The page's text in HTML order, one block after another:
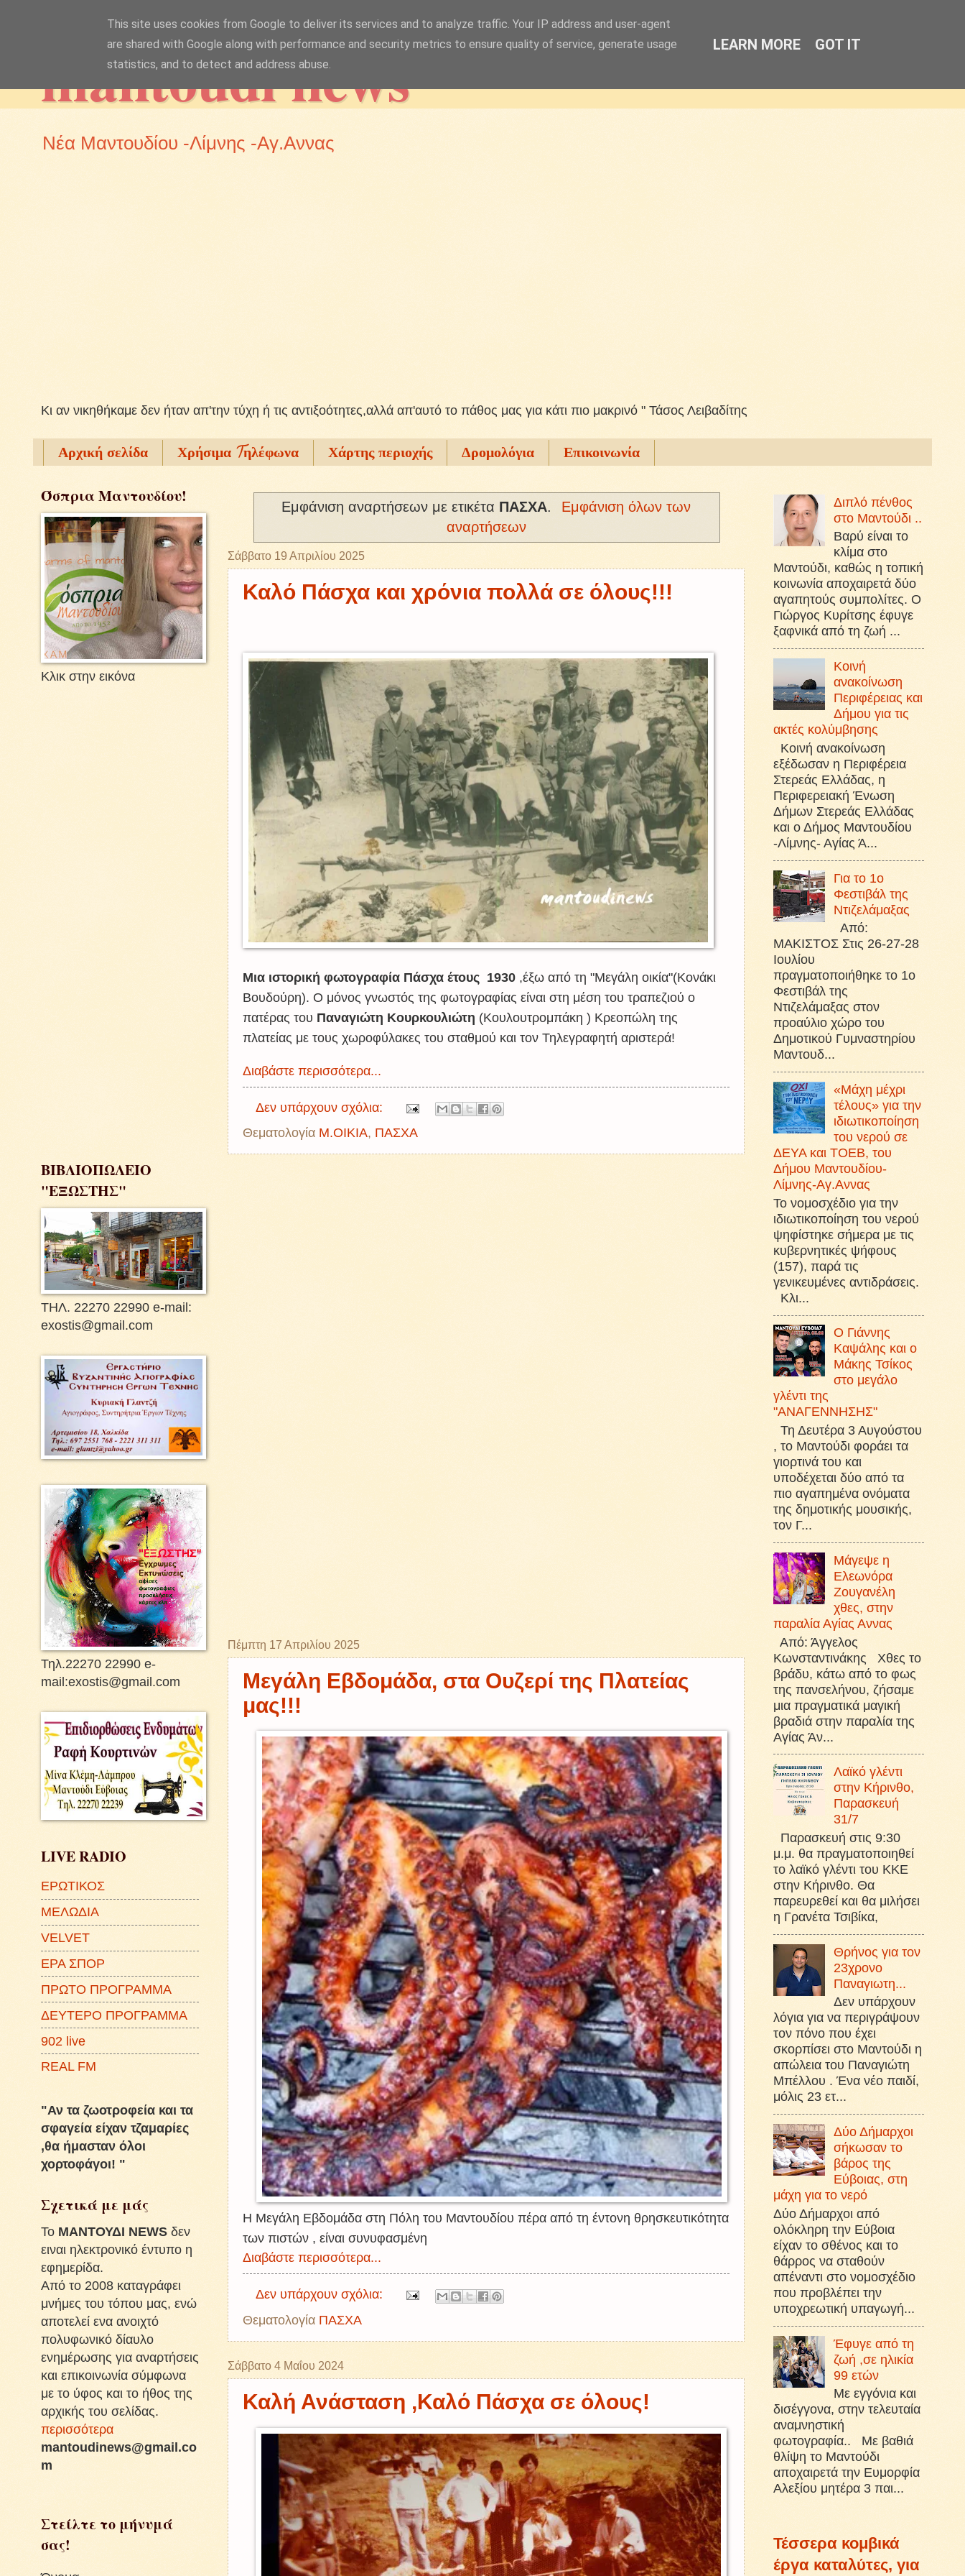
mantoudi news
Νέα Μαντουδίου -Λίμνης -Αγ.Αννας
Kι αν νικηθήκαμε δεν ήταν απ'την τύχη ή τις αντιξοότητες,αλλά απ'αυτό το πάθος μας για κάτι πιο μακρινό " Τάσος Λειβαδίτης
Αρχική σελίδα Χρήσιμα Tηλέφωνα Χάρτης περιοχής Δρομολόγια Επικοινωνία
Εμφάνιση αναρτήσεων με ετικέτα ΠΑΣΧΑ.
Εμφάνιση όλων των
αναρτήσεων
Σάββατο 19 Απριλίου 2025
Καλό Πάσχα και χρόνια πολλά σε όλους!!!
Μια ιστορική φωτογραφία Πάσχα έτους 1930 ,έξω από τη "Μεγάλη οικία"(Κονάκι
Βουδούρη). Ο μόνος γνωστός της φωτογραφίας είναι στη μέση του τραπεζιού ο
πατέρας του Παναγιώτη Κουρκουλιώτη (Κουλουτρομπάκη ) Κρεοπώλη της
πλατείας με τους χωροφύλακες του σταθμού και τον Τηλεγραφητή αριστερά!
Διαβάστε περισσότερα...
Δεν υπάρχουν σχόλια:
Θεματολογία Μ.ΟΙΚΙΑ, ΠΑΣΧΑ
Πέμπτη 17 Απριλίου 2025
Μεγάλη Εβδομάδα, στα Ουζερί της Πλατείας
μας!!!
Η Μεγάλη Εβδομάδα στη Πόλη του Μαντουδίου πέρα από τη έντονη θρησκευτικότητα
των πιστών , είναι συνυφασμένη
Διαβάστε περισσότερα...
Δεν υπάρχουν σχόλια:
Θεματολογία ΠΑΣΧΑ
Σάββατο 4 Μαΐου 2024
Καλή Ανάσταση ,Καλό Πάσχα σε όλους!
Όσπρια Μαντουδίου!
Κλικ στην εικόνα
ΒΙΒΛΙΟΠΩΛΕΙΟ
"ΕΞΩΣΤΗΣ"
ΤΗΛ. 22270 22990 e-mail:
exostis@gmail.com
Τηλ.22270 22990 e-
mail:exostis@gmail.com
LIVE RADIO
ΕΡΩΤΙΚΟΣ
ΜΕΛΩΔΙΑ
VELVET
ΕΡΑ ΣΠΟΡ
ΠΡΩΤΟ ΠΡΟΓΡΑΜΜΑ
ΔΕΥΤΕΡΟ ΠΡΟΓΡΑΜΜΑ
902 live
REAL FM
"Αν τα ζωοτροφεία και τα
σφαγεία είχαν τζαμαρίες
,θα ήμασταν όλοι
χορτοφάγοι! "
Σχετικά με μάς
To ΜΑΝΤΟΥΔΙ NEWS δεν
ειναι ηλεκτρονικό έντυπο η
εφημερίδα.
Από το 2008 καταγράφει
μνήμες του τόπου μας, ενώ
αποτελεί ενα ανοιχτό
πολυφωνικό δίαυλο
ενημέρωσης για αναρτήσεις
και επικοινωνία σύμφωνα
με το ύφος και το ήθος της
αρχικής του σελίδας.
περισσότερα
mantoudinews@gmail.co
m
Στείλτε το μήνυμά
σας!
Διπλό πένθος
στο Μαντούδι ..
Βαρύ είναι το
κλίμα στο
Μαντούδι, καθώς η τοπική
κοινωνία αποχαιρετά δύο
αγαπητούς συμπολίτες. Ο
Γιώργος Κυρίτσης έφυγε
ξαφνικά από τη ζωή ...
Κοινή
ανακοίνωση
Περιφέρειας και
Δήμου για τις
ακτές κολύμβησης
Κοινή ανακοίνωση
εξέδωσαν η Περιφέρεια
Στερεάς Ελλάδας, η
Περιφερειακή Ένωση
Δήμων Στερεάς Ελλάδας
και ο Δήμος Μαντουδίου
-Λίμνης- Αγίας Ά...
Για το 1ο
Φεστιβάλ της
Ντιζελάμαξας
Από:
ΜΑΚΙΣΤΟΣ Στις 26-27-28
Ιουλίου
πραγματοποιήθηκε το 1ο
Φεστιβάλ της
Ντιζελάμαξας στον
προαύλιο χώρο του
Δημοτικού Γυμναστηρίου
Μαντουδ...
«Μάχη μέχρι
τέλους» για την
ιδιωτικοποίηση
του νερού σε
ΔΕΥΑ και ΤΟΕΒ, του
Δήμου Μαντουδίου-
Λίμνης-Αγ.Αννας
Το νομοσχέδιο για την
ιδιωτικοποίηση του νερού
ψηφίστηκε σήμερα με τις
κυβερνητικές ψήφους
(157), παρά τις
γενικευμένες αντιδράσεις.
Κλι...
Ο Γιάννης
Καψάλης και ο
Μάκης Τσίκος
στο μεγάλο
γλέντι της
"ΑΝΑΓΕΝΝΗΣΗΣ"
Τη Δευτέρα 3 Αυγούστου
, το Μαντούδι φοράει τα
γιορτινά του και
υποδέχεται δύο από τα
πιο αγαπημένα ονόματα
της δημοτικής μουσικής,
τον Γ...
Μάγεψε η
Ελεωνόρα
Ζουγανέλη
χθες, στην
παραλία Αγίας Αννας
Από: Άγγελος
Κωνσταντινάκης Χθες το
βράδυ, κάτω από το φως
της πανσελήνου, ζήσαμε
μια πραγματικά μαγική
βραδιά στην παραλία της
Αγίας Άν...
Λαϊκό γλέντι
στην Κήρινθο,
Παρασκευή
31/7
Παρασκευή στις 9:30
μ.μ. θα πραγματοποιηθεί
το λαϊκό γλέντι του ΚΚΕ
στην Κήρινθο. Θα
παρευρεθεί και θα μιλήσει
η Γρανέτα Τσιβίκα,
Θρήνος για τον
23χρονο
Παναγιωτη...
Δεν υπάρχουν
λόγια για να περιγράψουν
τον πόνο που έχει
σκορπίσει στο Μαντούδι η
απώλεια του Παναγιώτη
Μπέλλου . Ένα νέο παιδί,
μόλις 23 ετ...
Δύο Δήμαρχοι
σήκωσαν το
βάρος της
Εύβοιας, στη
μάχη για το νερό
Δύο Δήμαρχοι από
ολόκληρη την Εύβοια
είχαν το σθένος και το
θάρρος να σταθούν
απέναντι στο νομοσχέδιο
που προβλέπει την
υποχρεωτική υπαγωγή...
Έφυγε από τη
ζωή ,σε ηλικία
99 ετών
Με εγγόνια και
δισέγγονα, στην τελευταία
αναμνηστική
φωτογραφία.. Με βαθιά
θλίψη το Μαντούδι
αποχαιρετά την Ευμορφία
Αλεξίου μητέρα 3 παι...
Τέσσερα κομβικά
έργα καταλύτες, για
This site uses cookies from Google to deliver its services and to analyze traffic. Your IP address and user-agent
are shared with Google along with performance and security metrics to ensure quality of service, generate usage
statistics, and to detect and address abuse.
LEARN MORE GOT IT